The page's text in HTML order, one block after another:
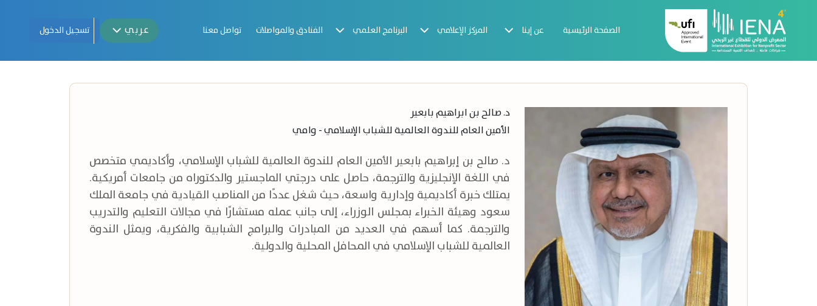
الصفحة الرئيسية عن إينا المركز الإعلامي البرنامج العلمي الفنادق والمواصلات تواصل معنا عربي تسجيل الدخول
الصفحة الرئيسية عن المعرض المتحدثون
د. صالح بن ابراهيم بابعير
الأمين العام للندوة العالمية للشباب الإسلامي - وامي
د. صالح بن إبراهيم بابعير الأمين العام للندوة العالمية للشباب الإسلامي، وأكاديمي متخصص
في اللغة الإنجليزية والترجمة، حاصل على درجتي الماجستير والدكتوراه من جامعات أمريكية.
يمتلك خبرة أكاديمية وإدارية واسعة، حيث شغل عددًا من المناصب القيادية في جامعة الملك
سعود وهيئة الخبراء بمجلس الوزراء، إلى جانب عمله مستشارًا في مجالات التعليم والتدريب
والترجمة. كما أسهم في العديد من المبادرات والبرامج الشبابية والفكرية، ويمثل الندوة
العالمية للشباب الإسلامي في المحافل المحلية والدولية.